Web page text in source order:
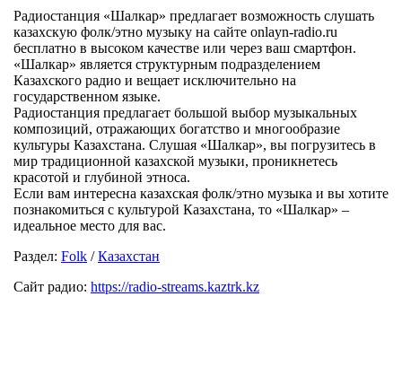
Радиостанция «Шалкар» предлагает возможность слушать
казахскую фолк/этно музыку на сайте onlayn-radio.ru
бесплатно в высоком качестве или через ваш смартфон.
«Шалкар» является структурным подразделением
Казахского радио и вещает исключительно на
государственном языке.
Радиостанция предлагает большой выбор музыкальных
композиций, отражающих богатство и многообразие
культуры Казахстана. Слушая «Шалкар», вы погрузитесь в
мир традиционной казахской музыки, проникнетесь
красотой и глубиной этноса.
Если вам интересна казахская фолк/этно музыка и вы хотите
познакомиться с культурой Казахстана, то «Шалкар» –
идеальное место для вас.
Раздел: Folk /Казахстан
Сайт радио: https://radio-streams.kaztrk.kz